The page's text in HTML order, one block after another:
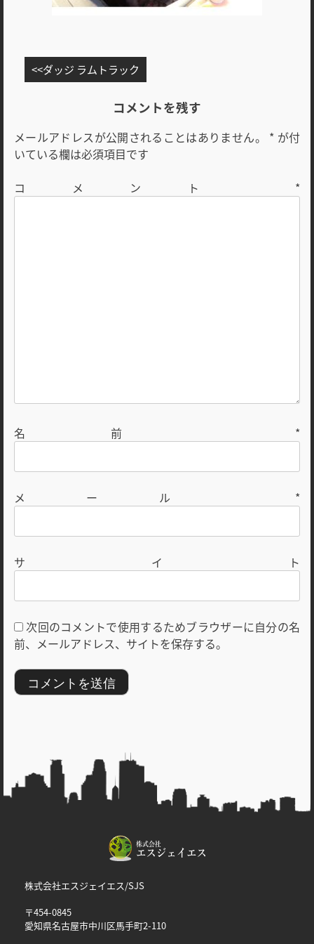
稿
ゲ
ー
ョ
ダッジ ラムトラック
コメントを残す
メールアドレスが公開されることはありません。 * が付
いている欄は必須項目です
コメント *
名前 *
メール *
サイト
次回のコメントで使用するためブラウザーに自分の名
前、メールアドレス、サイトを保存する。
株式会社エスジェイエス/SJS
〒454-0845
愛知県名古屋市中川区馬手町2-110